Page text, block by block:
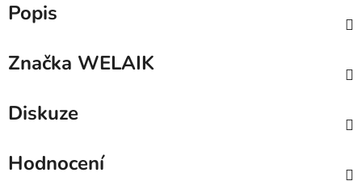
Popis
Značka WELAIK
Diskuze
Hodnocení